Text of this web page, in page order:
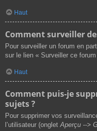
Haut
Comment surveiller
Pour surveiller un forum en
sur le lien « Surveiller ce
Haut
Comment puis-je
sujets ?
Pour supprimer vos
l’utilisateur (ongletAperçu -->